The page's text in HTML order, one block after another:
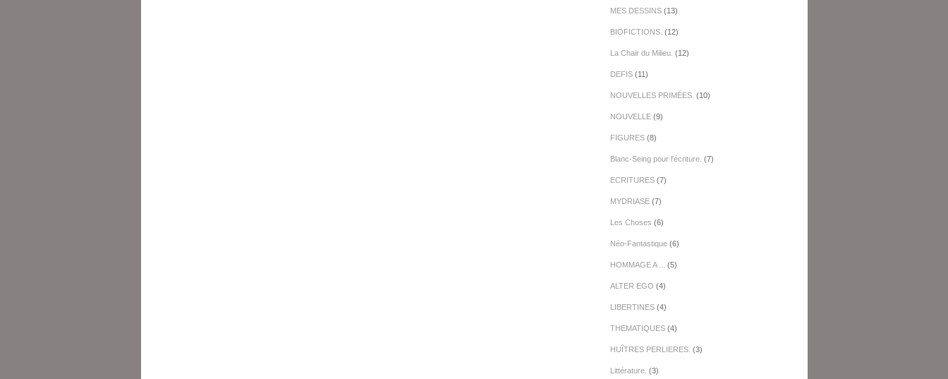
MES DESSINS(13)
BIOFICTIONS. (12)
La Chair du Milieu. (12)
DEFIS(11)
NOUVELLES PRIMÉES. (10)
NOUVELLE(9)
FIGURES(8)
Blanc-Seing pour l'écriture. (7)
ECRITURES(7)
MYDRIASE(7)
Les Choses (6)
Néo-Fantastique(6)
HOMMAGE A ... (5)
ALTER EGO (4)
LIBERTINES(4)
THEMATIQUES(4)
HUÎTRES PERLIERES. (3)
Littérature. (3)